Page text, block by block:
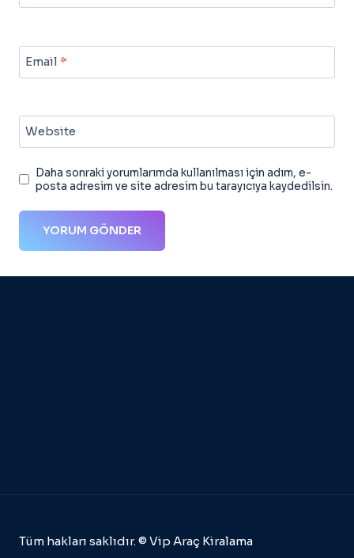
Email *
Website
Daha sonraki yorumlarımda kullanılması için adım, e-
posta adresim ve site adresim bu tarayıcıya kaydedilsin.
Tüm hakları saklıdır. © Vip Araç Kiralama